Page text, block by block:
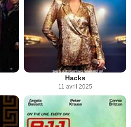
Hacks
11 avril 2025